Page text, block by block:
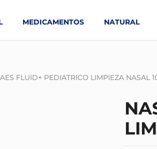
MEDICAMENTOS NATURAL
FLUID+ PEDIATRICO LIMPIEZA NASAL